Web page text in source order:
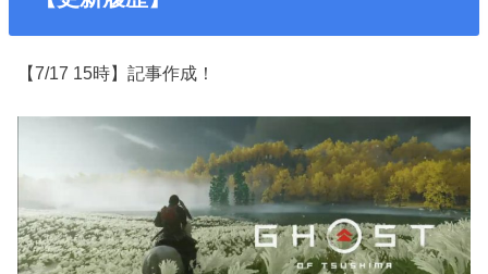
【7/17 15時】記事作成！